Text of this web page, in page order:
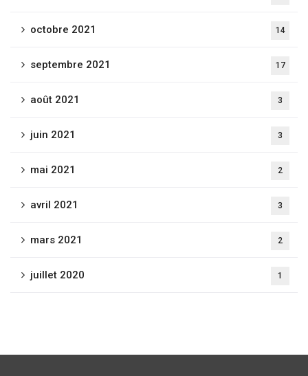
octobre 2021 14
septembre 2021 17
août 2021 3
juin 2021 3
mai 2021 2
avril 2021 3
mars 2021 2
juillet 2020 1